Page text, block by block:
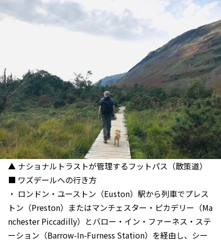
▲ ナショナルトラストが管理するフットパス（散策道）
■ ワズデールへの行き方
・ ロンドン・ユーストン（Euston）駅から列車でプレス
トン（Preston）またはマンチェスター・ピカデリー（Ma
nchester Piccadilly）とバロー・イン・ファーネス・ステ
ーション（Barrow-In-Furness Station）を経由し、シー